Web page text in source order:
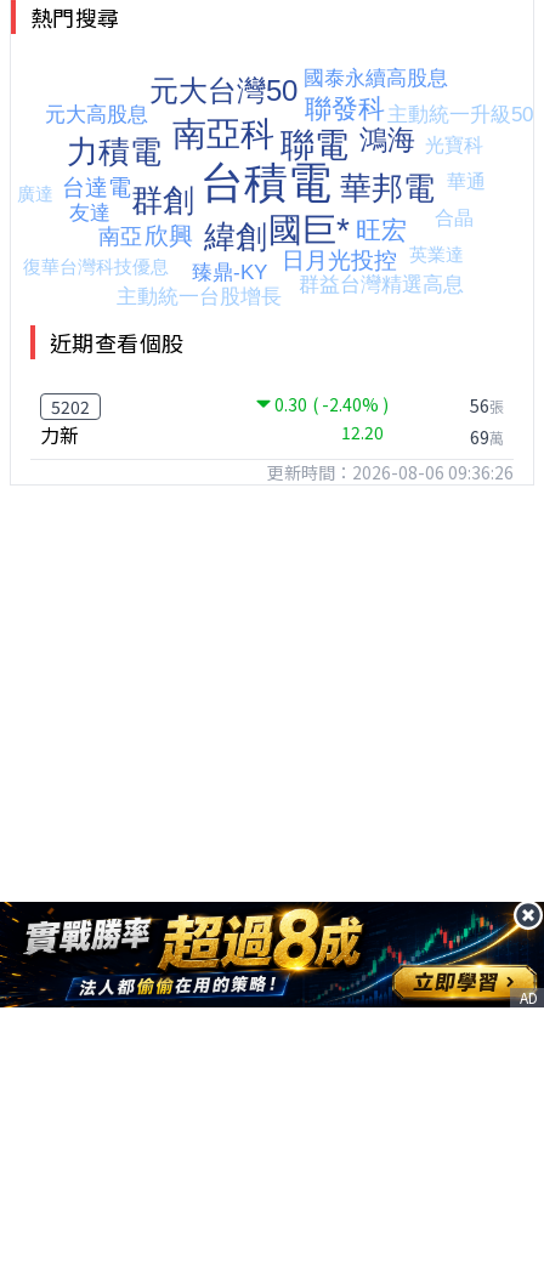
熱門搜尋
近期查看個股
5202 0.30 ( -2.40% )
力新 12.20
56張
69萬
更新時間：2026-08-06 09:36:26
AD